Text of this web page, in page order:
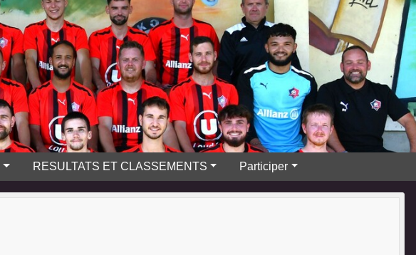
RESULTATS ET CLASSEMENTS Participer